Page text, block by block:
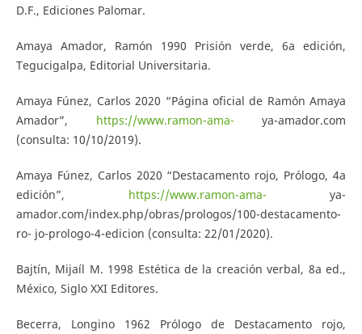
D.F., Ediciones Palomar.
Amaya Amador, Ramón 1990 Prisión verde, 6a edición,
Tegucigalpa, Editorial Universitaria.
Amaya Fúnez, Carlos 2020 “Página oficial de Ramón Amaya
Amador”, https://www.ramon-ama- ya-amador.com
(consulta: 10/10/2019).
Amaya Fúnez, Carlos 2020 “Destacamento rojo, Prólogo, 4a
edición”, https://www.ramon-ama- ya-
amador.com/index.php/obras/prologos/100-destacamento-
ro- jo-prologo-4-edicion (consulta: 22/01/2020).
Bajtín, Mijaíl M. 1998 Estética de la creación verbal, 8a ed.,
México, Siglo XXI Editores.
Becerra, Longino 1962 Prólogo de Destacamento rojo,